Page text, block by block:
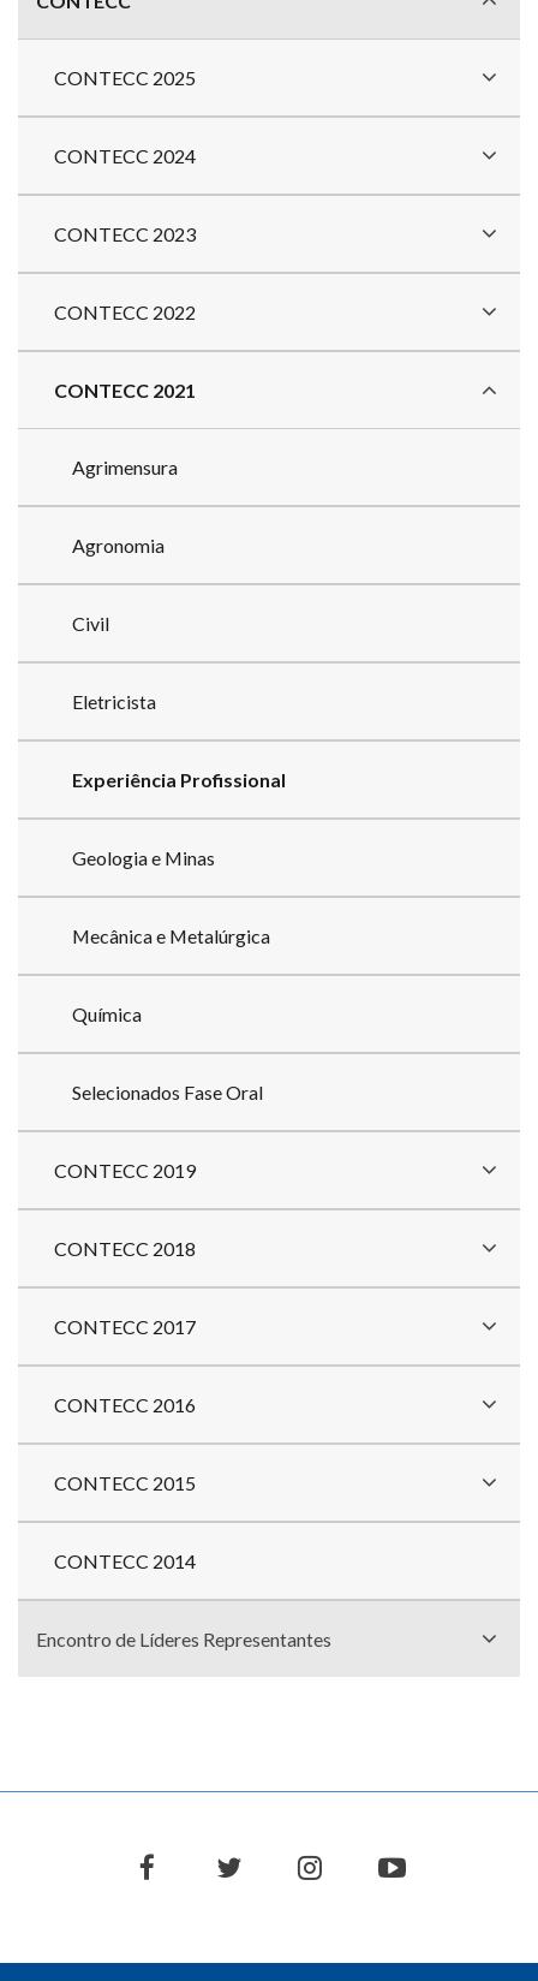
CONTECC 2025
CONTECC 2024
CONTECC 2023
CONTECC 2022
CONTECC 2021
Agrimensura
Agronomia
Civil
Eletricista
Experiência Profissional
Geologia e Minas
Mecânica e Metalúrgica
Química
Selecionados Fase Oral
CONTECC 2019
CONTECC 2018
CONTECC 2017
CONTECC 2016
CONTECC 2015
CONTECC 2014
Encontro de Líderes Representantes
facebooktwitter instagramyoutube